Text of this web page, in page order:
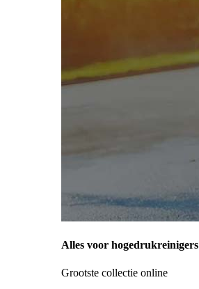
Alles voor hogedrukreinigers
Grootste collectie online